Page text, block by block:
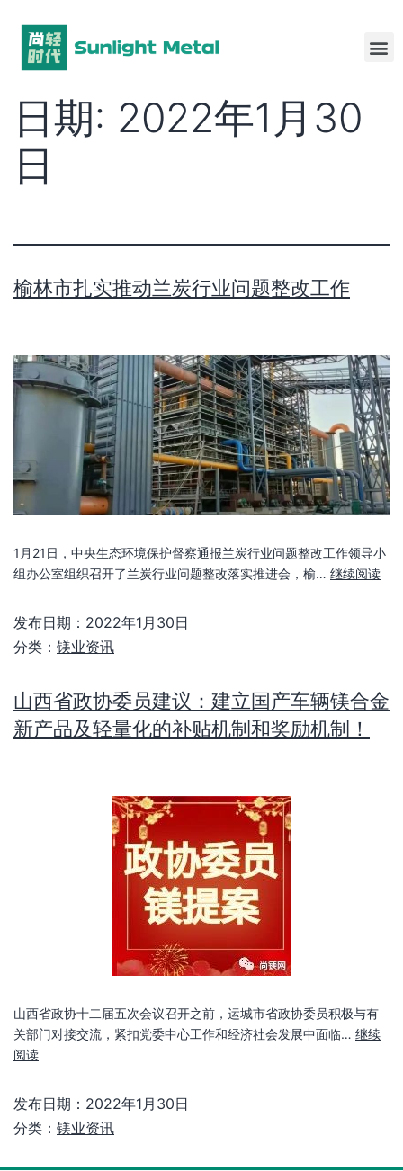
日期: 2022年1月30
日
榆林市扎实推动兰炭行业问题整改工作
1月21日，中央生态环境保护督察通报兰炭行业问题整改工作领导小
组办公室组织召开了兰炭行业问题整改落实推进会，榆… 继续阅读
发布日期： 2022年1月30日
分类： 镁业资讯
山西省政协委员建议：建立国产车辆镁合金
新产品及轻量化的补贴机制和奖励机制！
山西省政协十二届五次会议召开之前，运城市省政协委员积极与有
关部门对接交流，紧扣党委中心工作和经济社会发展中面临… 继续
阅读
发布日期： 2022年1月30日
分类： 镁业资讯